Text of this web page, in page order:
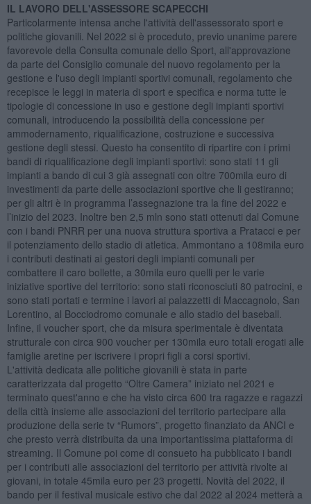
IL LAVORO DELL'ASSESSORE SCAPECCHI
Particolarmente intensa anche l'attività dell'assessorato sport e
politiche giovanili. Nel 2022 si è proceduto, previo unanime parere
favorevole della Consulta comunale dello Sport, all'approvazione
da parte del Consiglio comunale del nuovo regolamento per la
gestione e l'uso degli impianti sportivi comunali, regolamento che
recepisce le leggi in materia di sport e specifica e norma tutte le
tipologie di concessione in uso e gestione degli impianti sportivi
comunali, introducendo la possibilità della concessione per
ammodernamento, riqualificazione, costruzione e successiva
gestione degli stessi. Questo ha consentito di ripartire con i primi
bandi di riqualificazione degli impianti sportivi: sono stati 11 gli
impianti a bando di cui 3 già assegnati con oltre 700mila euro di
investimenti da parte delle associazioni sportive che li gestiranno;
per gli altri è in programma l’assegnazione tra la fine del 2022 e
l’inizio del 2023. Inoltre ben 2,5 mln sono stati ottenuti dal Comune
con i bandi PNRR per una nuova struttura sportiva a Pratacci e per
il potenziamento dello stadio di atletica. Ammontano a 108mila euro
i contributi destinati ai gestori degli impianti comunali per
combattere il caro bollette, a 30mila euro quelli per le varie
iniziative sportive del territorio: sono stati riconosciuti 80 patrocini, e
sono stati portati e termine i lavori ai palazzetti di Maccagnolo, San
Lorentino, al Bocciodromo comunale e allo stadio del baseball.
Infine, il voucher sport, che da misura sperimentale è diventata
strutturale con circa 900 voucher per 130mila euro totali erogati alle
famiglie aretine per iscrivere i propri figli a corsi sportivi.
L'attività dedicata alle politiche giovanili è stata in parte
caratterizzata dal progetto “Oltre Camera” iniziato nel 2021 e
terminato quest'anno e che ha visto circa 600 tra ragazze e ragazzi
della città insieme alle associazioni del territorio partecipare alla
produzione della serie tv “Rumors”, progetto finanziato da ANCI e
che presto verrà distribuita da una importantissima piattaforma di
streaming. Il Comune poi come di consueto ha pubblicato i bandi
per i contributi alle associazioni del territorio per attività rivolte ai
giovani, in totale 45mila euro per 23 progetti. Novità del 2022, il
bando per il festival musicale estivo che dal 2022 al 2024 metterà a